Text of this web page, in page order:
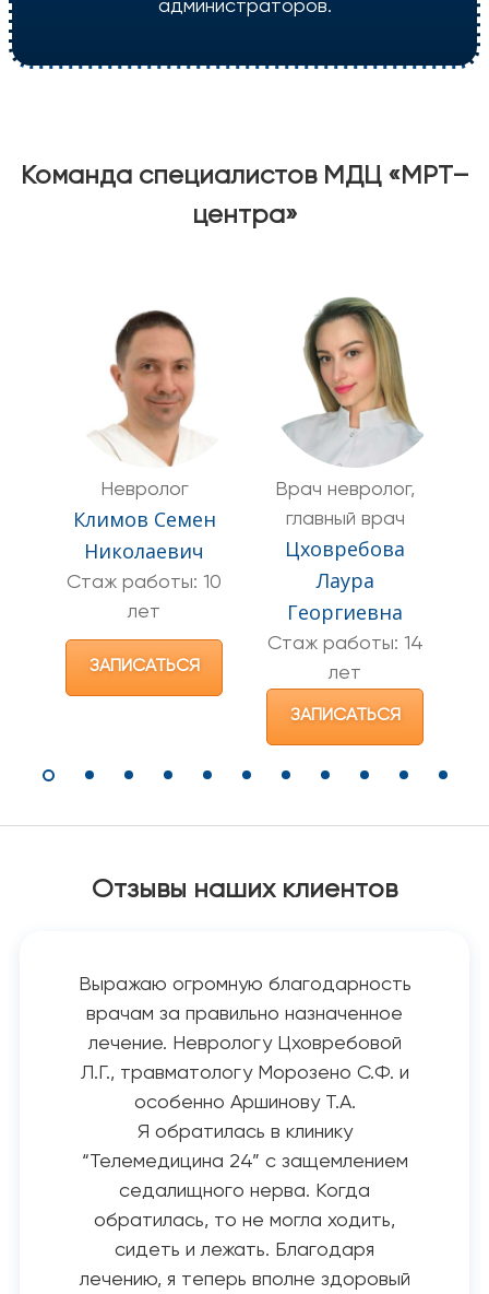
администраторов.
Команда специалистов МДЦ «МРТ–
центра»
Невролог
Климов Семен
Николаевич
Стаж работы: 10
лет
ЗАПИСАТЬСЯ
Врач невролог,
главный врач
Цховребова
Лаура
Георгиевна
Стаж работы: 14
лет
ЗАПИСАТЬСЯ
Отзывы наших клиентов
Выражаю огромную благодарность
врачам за правильно назначенное
лечение. Неврологу Цховребовой
Л.Г., травматологу Морозено С.Ф. и
особенно Аршинову Т.А.
Я обратилась в клинику
“Телемедицина 24” с защемлением
седалищного нерва. Когда
обратилась, то не могла ходить,
сидеть и лежать. Благодаря
лечению, я теперь вполне здоровый